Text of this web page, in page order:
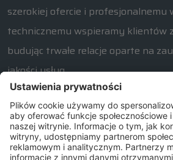
szerokiej ofercie i profesjonalnemu
technicznemu wspieramy klientów
budując trwałe relacje oparte na
jakości usług.
W razie jakichkolwiek pytań
prosimy o kontakt od poniedziałku
godzinach 7:30 – 15:30.